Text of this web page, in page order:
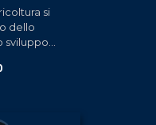
si
dello
sviluppo
un grande